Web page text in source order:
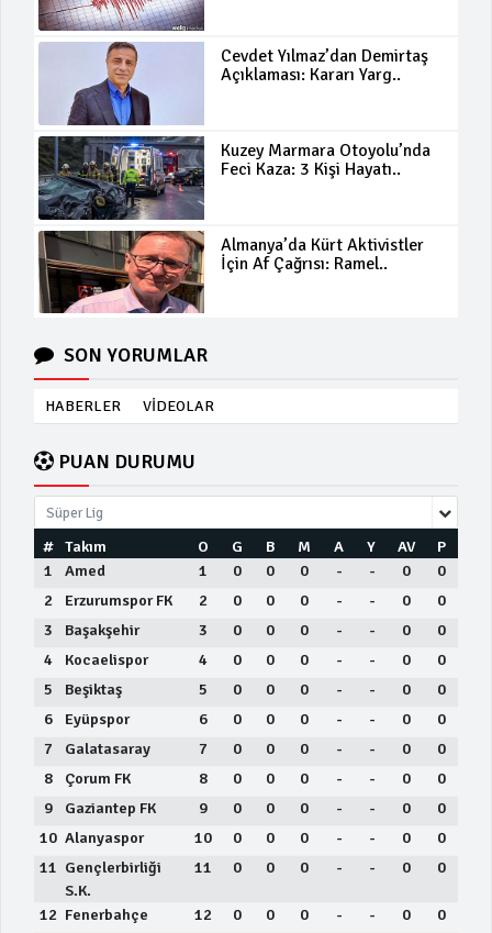
Cevdet Yılmaz’dan Demirtaş
Açıklaması: Kararı Yarg..
Kuzey Marmara Otoyolu’nda
Feci Kaza: 3 Kişi Hayatı..
Almanya’da Kürt Aktivistler
İçin Af Çağrısı: Ramel..
SON YORUMLAR
HABERLER VİDEOLAR
PUAN DURUMU
Süper Lig
# Takım O G B M A Y AV
P
1
Amed 1 0 0 0 - - 0
0
2
Erzurumspor FK 2 0 0 0 - - 0
0
3
Başakşehir 3 0 0 0 - - 0
0
4
Kocaelispor 4 0 0 0 - - 0
0
5
Beşiktaş 5 0 0 0 - - 0
0
6
Eyüpspor 6 0 0 0 - - 0
0
7
Galatasaray 7 0 0 0 - - 0
0
8
Çorum FK 8 0 0 0 - - 0
0
9
Gaziantep FK 9 0 0 0 - - 0
0
10 Alanyaspor 10 0 0 0 - - 0
0
11 Gençlerbirliği
S.K.
11 0 0 0 - - 0 0
12 Fenerbahçe 12 0 0 0 - - 0
0